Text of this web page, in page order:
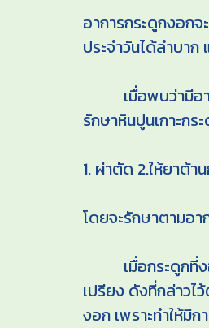
อาการกระดูกงอก
ประจำวันได้ลำบาก
เมื่อพบว่ามีอาก
รักษาหินปูนเกาะกร
1. ผ่าตัด 2.ให้ยาต้
โดยจะรักษาตามอ
เมื่อกระดูกที่งอก
เปรียง ดังที่กล่าวไ
งอก เพราะทำให้มี